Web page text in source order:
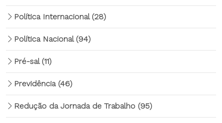
Política Internacional (28)
Política Nacional (94)
Pré-sal (11)
Previdência (46)
Redução da Jornada de Trabalho (95)